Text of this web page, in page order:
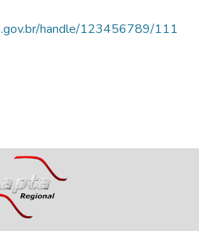
handle/123456789/111